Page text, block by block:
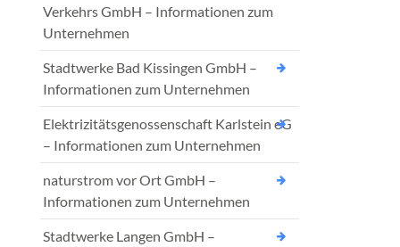
Verkehrs GmbH – Informationen zum
Unternehmen
Stadtwerke Bad Kissingen GmbH –
Informationen zum Unternehmen
Elektrizitätsgenossenschaft Karlstein eG
– Informationen zum Unternehmen
naturstrom vor Ort GmbH –
Informationen zum Unternehmen
Stadtwerke Langen GmbH –